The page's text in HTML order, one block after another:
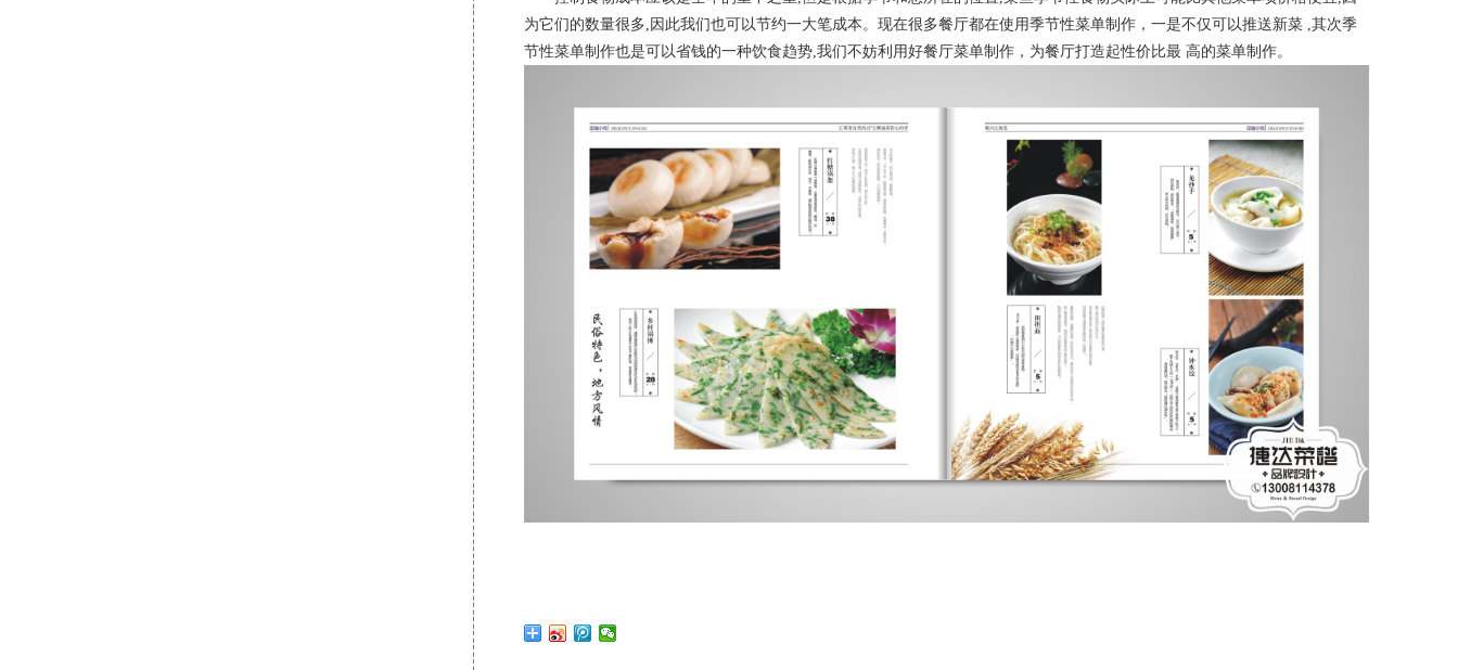
为它们的数量很多,因此我们也可以节约一大笔成本。现在很多餐厅都在使用季节性菜单制作，一是不仅可以推送新菜 ,其次季
节性菜单制作也是可以省钱的一种饮食趋势,我们不妨利用好餐厅菜单制作，为餐厅打造起性价比最 高的菜单制作。